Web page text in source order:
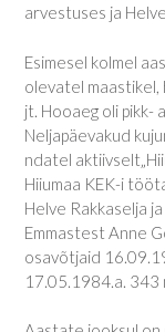
arvestuses ja
Esimesel kolmel
olevatel maastikel,
jt. Hooaeg oli pikk-
Neljapäevakud
ndatel
Hiiumaa KEK-i
Helve Rakkaselja
Emmastest Anne
osavõtjaid
17.05.1984.a. 343